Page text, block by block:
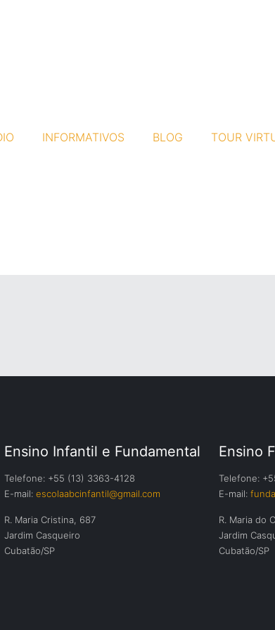
INFORMATIVOS BLOG TOUR
Ensino Infantil e Fundamental
Telefone: +55 (13) 3363-4128
E-mail: escolaabcinfantil@gmail.com
R. Maria Cristina, 687
Jardim Casqueiro
Cubatão/SP
Ensino
Telefone:
E-mail:
R. Maria do
Jardim
Cubatão/SP